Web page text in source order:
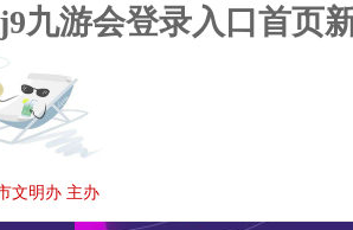
九游会登录入口首页
文明办 主办